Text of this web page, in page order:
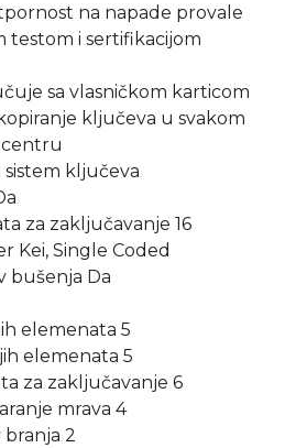
na napade provale
testom i sertifikacijom
sa vlasničkom karticom
ključeva u svakom
centru
ključeva
za zaključavanje 16
Kei, Single Coded
bušenja Da
elemenata 5
elemenata 5
za zaključavanje 6
mrava 4
2